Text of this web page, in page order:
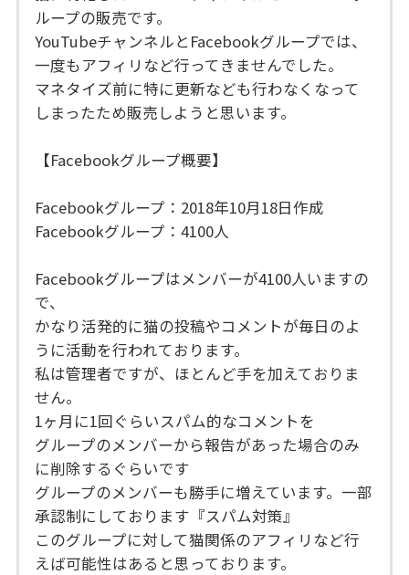
ループの販売です。
YouTubeチャンネルとFacebookグループでは、
一度もアフィリなど行ってきませんでした。
マネタイズ前に特に更新なども行わなくなって
しまったため販売しようと思います。
【Facebookグループ概要】
Facebookグループ：2018年10月18日作成
Facebookグループ：4100人
Facebookグループはメンバーが4100人いますの
で、
かなり活発的に猫の投稿やコメントが毎日のよ
うに活動を行われております。
私は管理者ですが、ほとんど手を加えておりま
せん。
1ヶ月に1回ぐらいスパム的なコメントを
グループのメンバーから報告があった場合のみ
に削除するぐらいです
グループのメンバーも勝手に増えています。一部
承認制にしております『スパム対策』
このグループに対して猫関係のアフィリなど行
えば可能性はあると思っております。